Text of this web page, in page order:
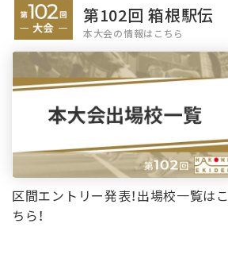
第102回 箱根駅伝
本大会の情報はこちら
区間エントリー発表！出場校一覧はこ
ちら！